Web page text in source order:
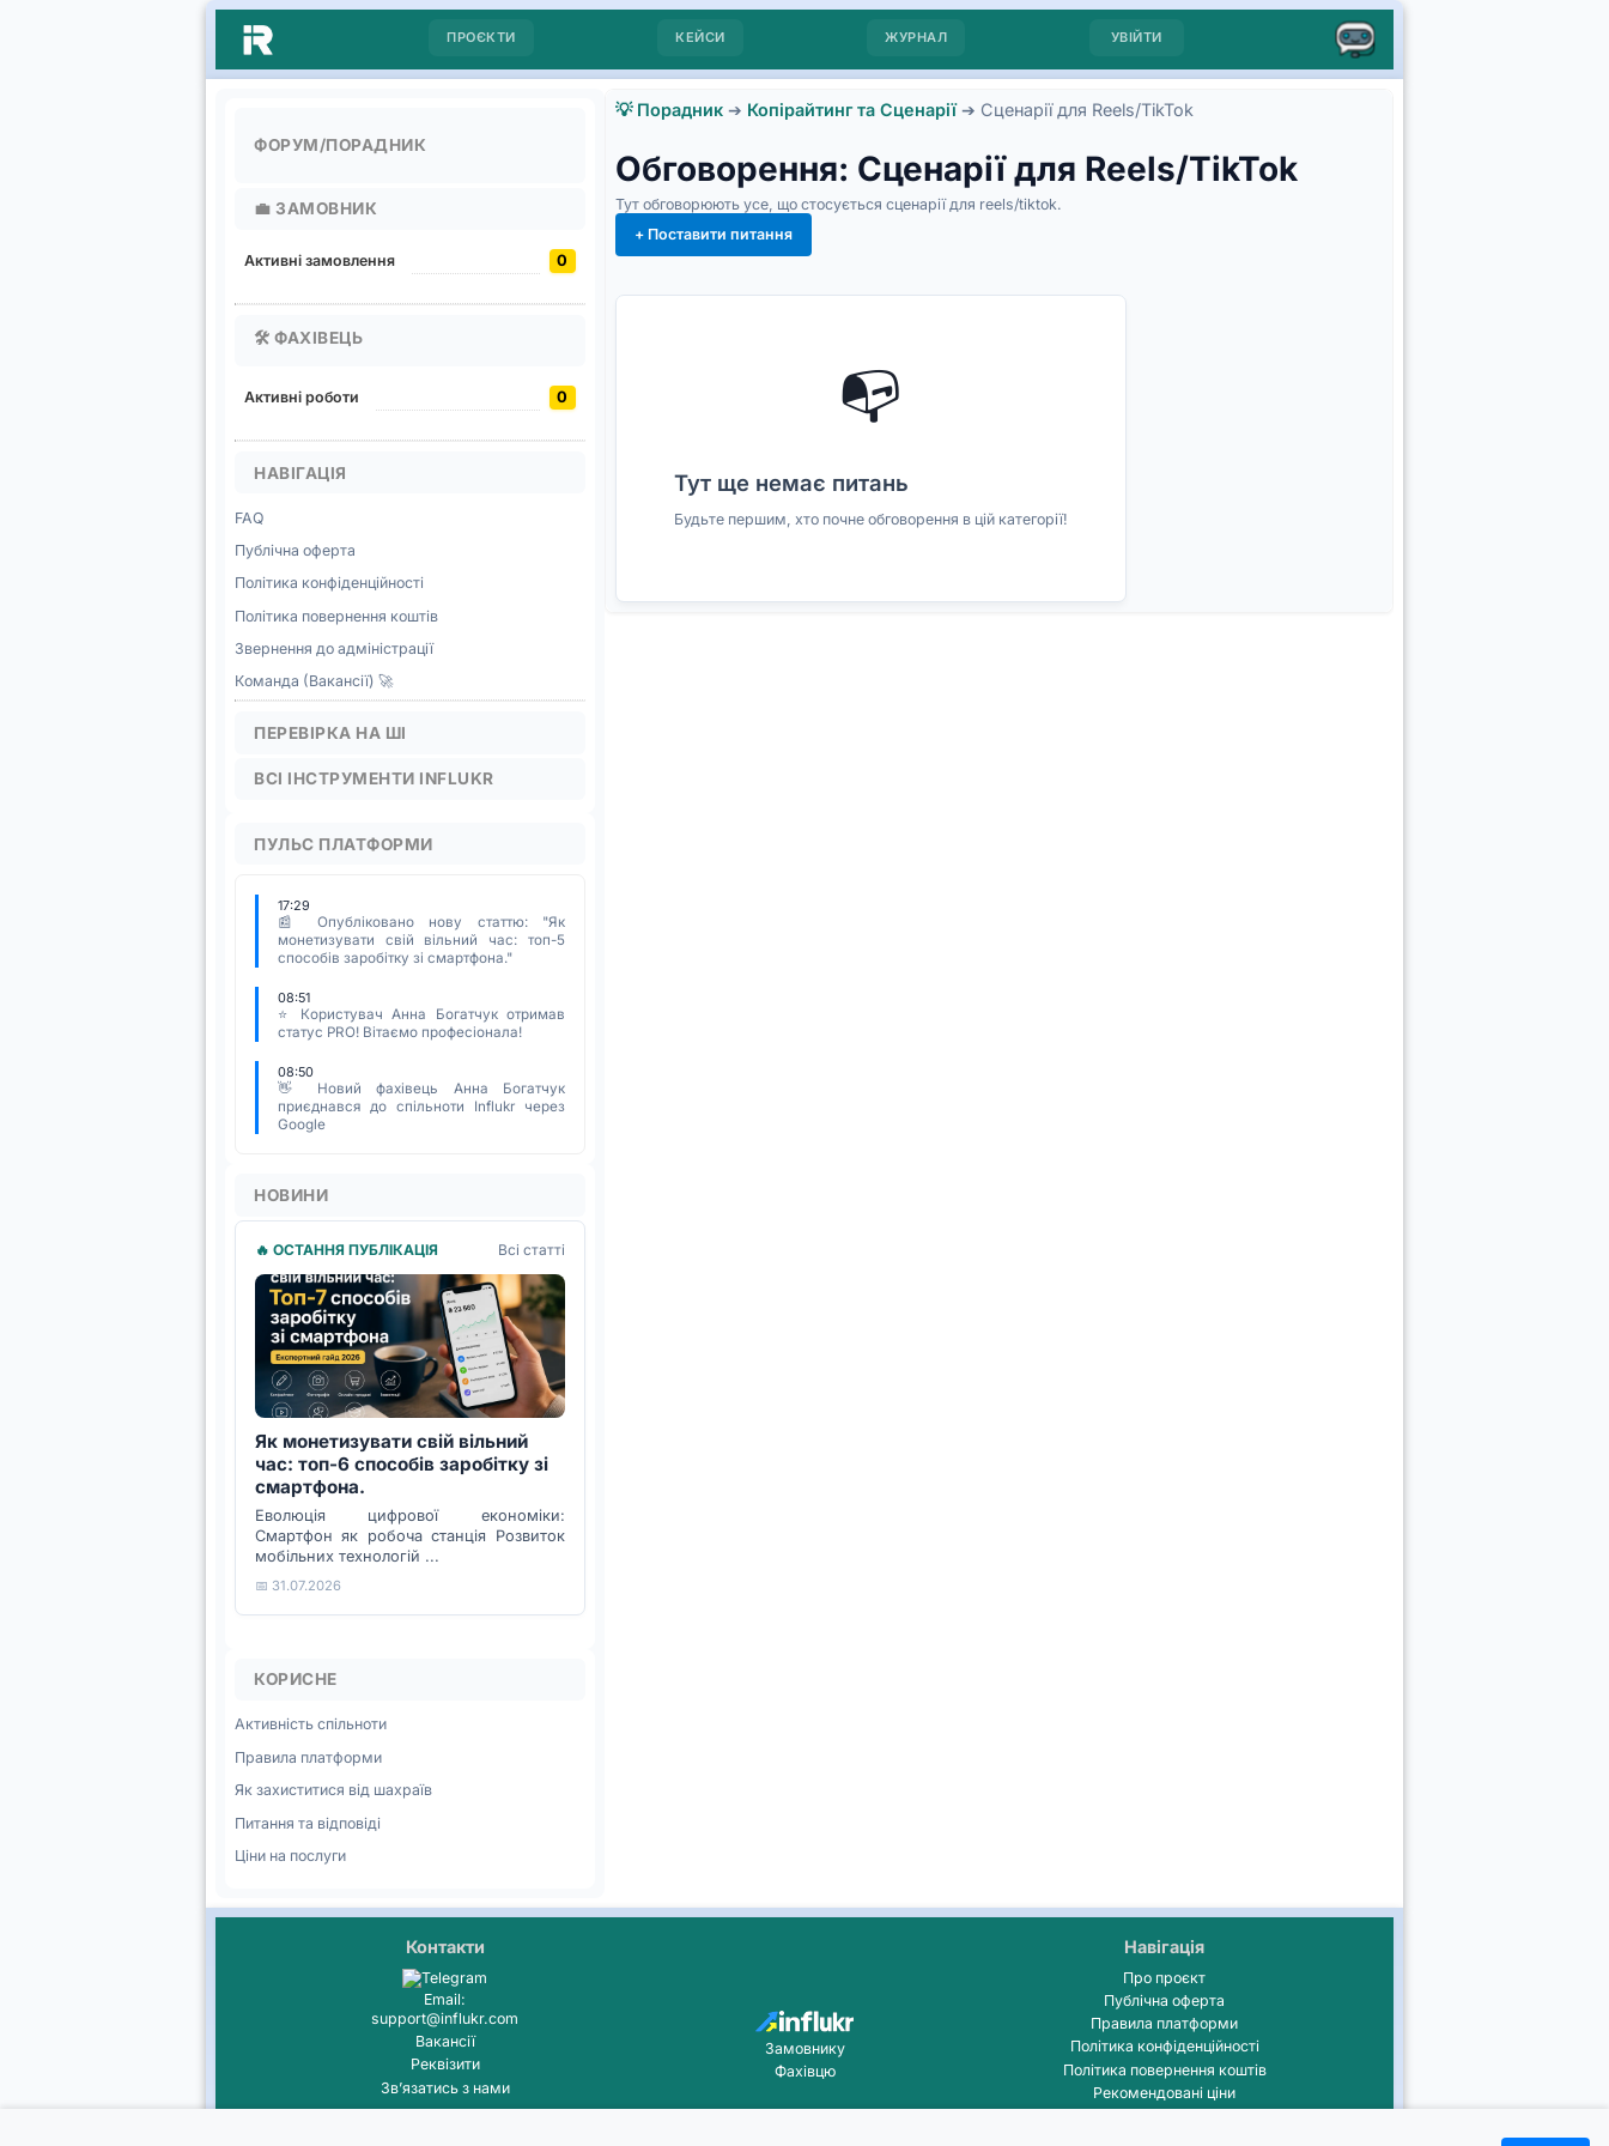
ПРОЄКТИ КЕЙСИ ЖУРНАЛ УВІЙТИ
ФОРУМ/ПОРАДНИК
💼 ЗАМОВНИК
Активні замовлення 0
🛠️ ФАХІВЕЦЬ
Активні роботи 0
НАВІГАЦІЯ
FAQ
Публічна оферта
Політика конфіденційності
Політика повернення коштів
Звернення до адміністрації
Команда (Вакансії) 🚀
ПЕРЕВІРКА НА ШІ
ВСІ ІНСТРУМЕНТИ INFLUKR
ПУЛЬС ПЛАТФОРМИ
17:29
📰 Опубліковано нову статтю: "Як
монетизувати свій вільний час: топ-5
способів заробітку зі смартфона."
08:51
⭐ Користувач Анна Богатчук отримав
статус PRO! Вітаємо професіонала!
08:50
👋 Новий фахівець Анна Богатчук
приєднався до спільноти Influkr через
Google
НОВИНИ
🔥 ОСТАННЯ ПУБЛІКАЦІЯ Всі статті
Як монетизувати свій вільний
час: топ-6 способів заробітку зі
смартфона.
Еволюція цифрової економіки:
Смартфон як робоча станція Розвиток
мобільних технологій ...
📅 31.07.2026
КОРИСНЕ
Активність спільноти
Правила платформи
Як захиститися від шахраїв
Питання та відповіді
Ціни на послуги
💡 Порадник➔ Копірайтинг та Сценарії➔ Сценарії для Reels/TikTok
Обговорення: Сценарії для Reels/TikTok
Тут обговорюють усе, що стосується сценарії для reels/tiktok.
+ Поставити питання
📭
Тут ще немає питань
Будьте першим, хто почне обговорення в цій категорії!
Контакти
Email:
support@influkr.com
Вакансії
Реквізити
Звʼязатись з нами
Замовнику
Фахівцю
Навігація
Про проєкт
Публічна оферта
Правила платформи
Політика конфіденційності
Політика повернення коштів
Рекомендовані ціни